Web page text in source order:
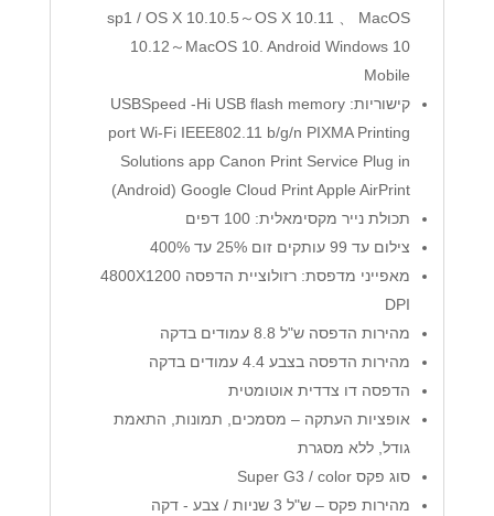
sp1 / OS X 10.10.5～OS X 10.11 、 MacOS
10.12～MacOS 10. Android Windows 10
Mobile
קישוריות: USBSpeed -Hi USB flash memory
port Wi-Fi IEEE802.11 b/g/n PIXMA Printing
Solutions app Canon Print Service Plug in
(Android) Google Cloud Print Apple AirPrint
תכולת נייר מקסימאלית: 100 דפים
צילום עד 99 עותקים זום 25% עד 400%
מאפייני מדפסת: רזולוציית הדפסה 4800X1200
DPI
מהירות הדפסה ש"ל 8.8 עמודים בדקה
מהירות הדפסה בצבע 4.4 עמודים בדקה
הדפסה דו צדדית אוטומטית
אופציות העתקה – מסמכים, תמונות, התאמת
גודל, ללא מסגרת
סוג פקס Super G3 / color
מהירות פקס – ש"ל 3 שניות / צבע - דקה